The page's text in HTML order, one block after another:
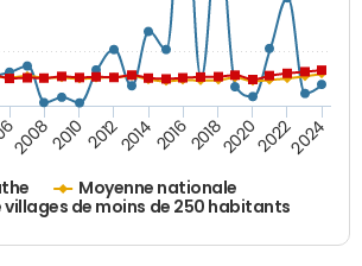
Moyenne nationale
villages de moins de 250 habitants
20082010 2012201420162018202020222024